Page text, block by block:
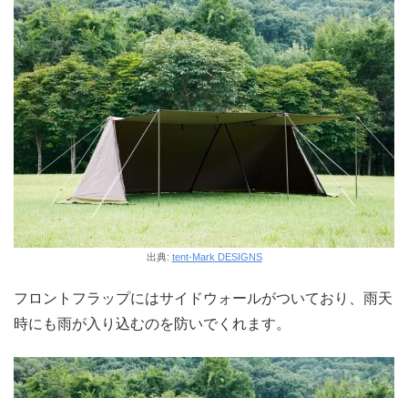
出典: tent-Mark DESIGNS
フロントフラップにはサイドウォールがついており、雨天
時にも雨が入り込むのを防いでくれます。